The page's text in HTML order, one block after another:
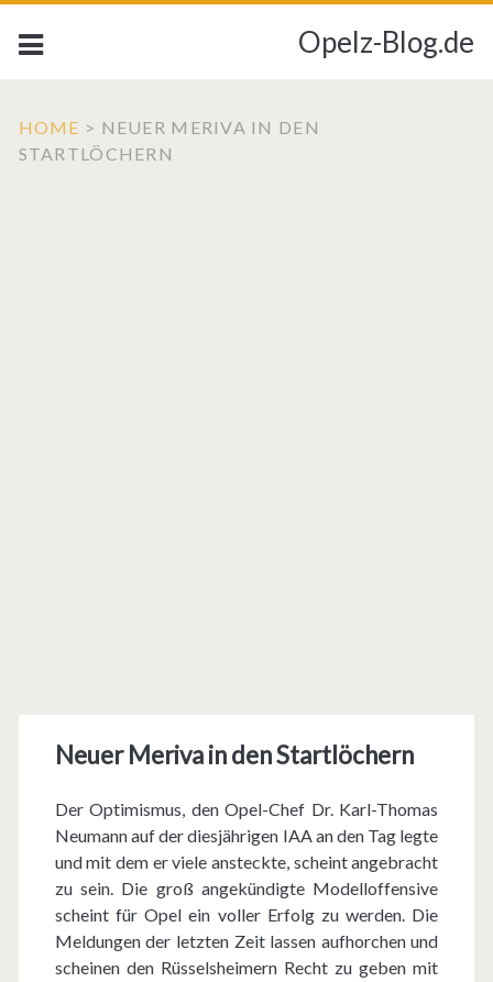
Opelz-Blog.de
HOME > NEUER MERIVA IN DEN
STARTLÖCHERN
Neuer Meriva in den Startlöchern
Der Optimismus, den Opel-Chef Dr. Karl-Thomas
Neumann auf der diesjährigen IAA an den Tag legte
und mit dem er viele ansteckte, scheint angebracht
zu sein. Die groß angekündigte Modelloffensive
scheint für Opel ein voller Erfolg zu werden. Die
Meldungen der letzten Zeit lassen aufhorchen und
scheinen den Rüsselsheimern Recht zu geben mit